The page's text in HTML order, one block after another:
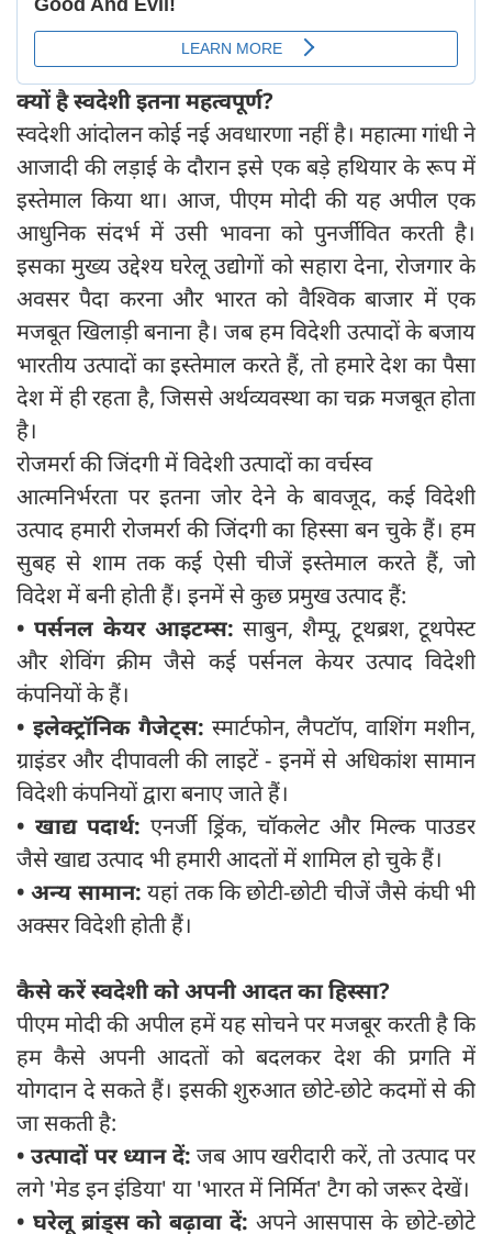
क्यों है स्वदेशी इतना महत्वपूर्ण?
स्वदेशी आंदोलन कोई नई अवधारणा नहीं है। महात्मा गांधी ने
आजादी की लड़ाई के दौरान इसे एक बड़े हथियार के रूप में
इस्तेमाल किया था। आज, पीएम मोदी की यह अपील एक
आधुनिक संदर्भ में उसी भावना को पुनर्जीवित करती है।
इसका मुख्य उद्देश्य घरेलू उद्योगों को सहारा देना, रोजगार के
अवसर पैदा करना और भारत को वैश्विक बाजार में एक
मजबूत खिलाड़ी बनाना है। जब हम विदेशी उत्पादों के बजाय
भारतीय उत्पादों का इस्तेमाल करते हैं, तो हमारे देश का पैसा
देश में ही रहता है, जिससे अर्थव्यवस्था का चक्र मजबूत होता
है।
रोजमर्रा की जिंदगी में विदेशी उत्पादों का वर्चस्व
आत्मनिर्भरता पर इतना जोर देने के बावजूद, कई विदेशी
उत्पाद हमारी रोजमर्रा की जिंदगी का हिस्सा बन चुके हैं। हम
सुबह से शाम तक कई ऐसी चीजें इस्तेमाल करते हैं, जो
विदेश में बनी होती हैं। इनमें से कुछ प्रमुख उत्पाद हैं:
•पर्सनल केयर आइटम्स: साबुन, शैम्पू, टूथब्रश, टूथपेस्ट
और शेविंग क्रीम जैसे कई पर्सनल केयर उत्पाद विदेशी
कंपनियों के हैं।
• इलेक्ट्रॉनिक गैजेट्स: स्मार्टफोन, लैपटॉप, वाशिंग मशीन,
ग्राइंडर और दीपावली की लाइटें - इनमें से अधिकांश सामान
विदेशी कंपनियों द्वारा बनाए जाते हैं।
•खाद्य पदार्थ: एनर्जी ड्रिंक, चॉकलेट और मिल्क पाउडर
जैसे खाद्य उत्पाद भी हमारी आदतों में शामिल हो चुके हैं।
•अन्य सामान: यहां तक कि छोटी-छोटी चीजें जैसे कंघी भी
अक्सर विदेशी होती हैं।
कैसे करें स्वदेशी को अपनी आदत का हिस्सा?
पीएम मोदी की अपील हमें यह सोचने पर मजबूर करती है कि
हम कैसे अपनी आदतों को बदलकर देश की प्रगति में
योगदान दे सकते हैं। इसकी शुरुआत छोटे-छोटे कदमों से की
जा सकती है:
•उत्पादों पर ध्यान दें: जब आप खरीदारी करें, तो उत्पाद पर
लगे 'मेड इन इंडिया' या 'भारत में निर्मित' टैग को जरूर देखें।
• घरेलू ब्रांड्स को बढ़ावा दें: अपने आसपास के छोटे-छोटे